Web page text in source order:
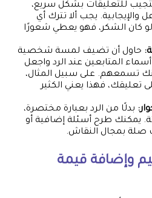
للتعليقات بشكل سريع،
والإيجابية. يجب ألا تترك أي
لو كان الشكر، فهو يعطي شعورًا
حاول أن تضيف لمسة شخصية
المتابعين عند الرد واجعل
تسمعهم. على سبيل المثال،
تعليقك، فهذا يعني الكثير
بدلًا من الرد بعبارة مختصرة،
يمكنك طرح أسئلة إضافية أو
صلة بمجال النقاش.
وإضافة قيمة